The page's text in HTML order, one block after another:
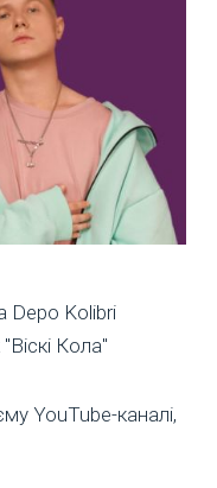
Depo Kolibri
Кола"
YouTube-каналі,